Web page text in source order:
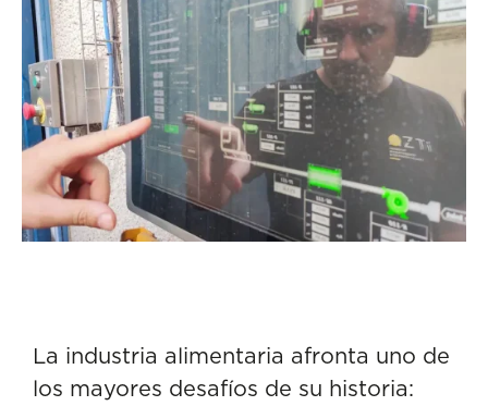
La industria alimentaria afronta uno de
los mayores desafíos de su historia: